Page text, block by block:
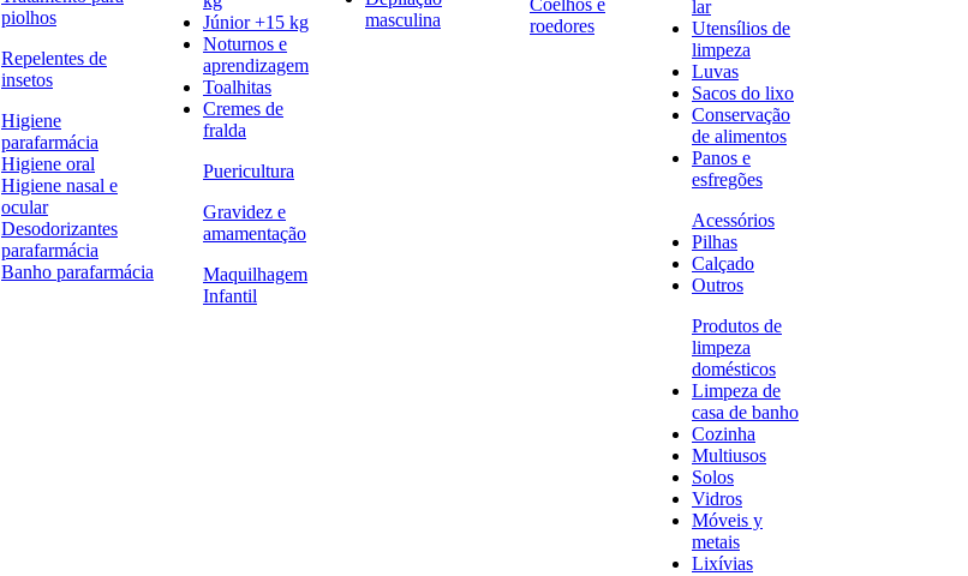
piolhos
Repelentes de
insetos
Higiene
parafarmácia
Higiene oral
Higiene nasal e
ocular
Desodorizantes
parafarmácia
Banho parafarmácia
Júnior +15 kg
Noturnos e
aprendizagem
Toalhitas
Cremes de
fralda
Puericultura
Gravidez e
amamentação
Maquilhagem
Infantil
masculina
Coelhos e
roedores
lar
Utensílios de
limpeza
Luvas
Sacos do lixo
Conservação
de alimentos
Panos e
esfregões
Acessórios
Pilhas
Calçado
Outros
Produtos de
limpeza
domésticos
Limpeza de
casa de banho
Cozinha
Multiusos
Solos
Vidros
Móveis y
metais
Lixívias